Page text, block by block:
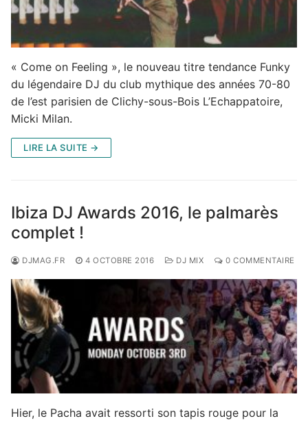
« Come on Feeling », le nouveau titre tendance Funky
du légendaire DJ du club mythique des années 70-80
de l’est parisien de Clichy-sous-Bois L’Echappatoire,
Micki Milan.
LIRE LA SUITE →
Ibiza DJ Awards 2016, le palmarès
complet !
DJMAG.FR 4 OCTOBRE 2016 DJ MIX 0 COMMENTAIRE
Hier, le Pacha avait ressorti son tapis rouge pour la